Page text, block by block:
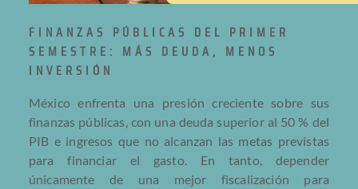
FINANZAS PÚBLICAS DEL PRIMER
SEMESTRE: MÁS DEUDA, MENOS
INVERSIÓN
México enfrenta una presión creciente sobre sus
finanzas públicas, con una deuda superior al 50 % del
PIB e ingresos que no alcanzan las metas previstas
para financiar el gasto. En tanto, depender
únicamente de una mejor fiscalización para